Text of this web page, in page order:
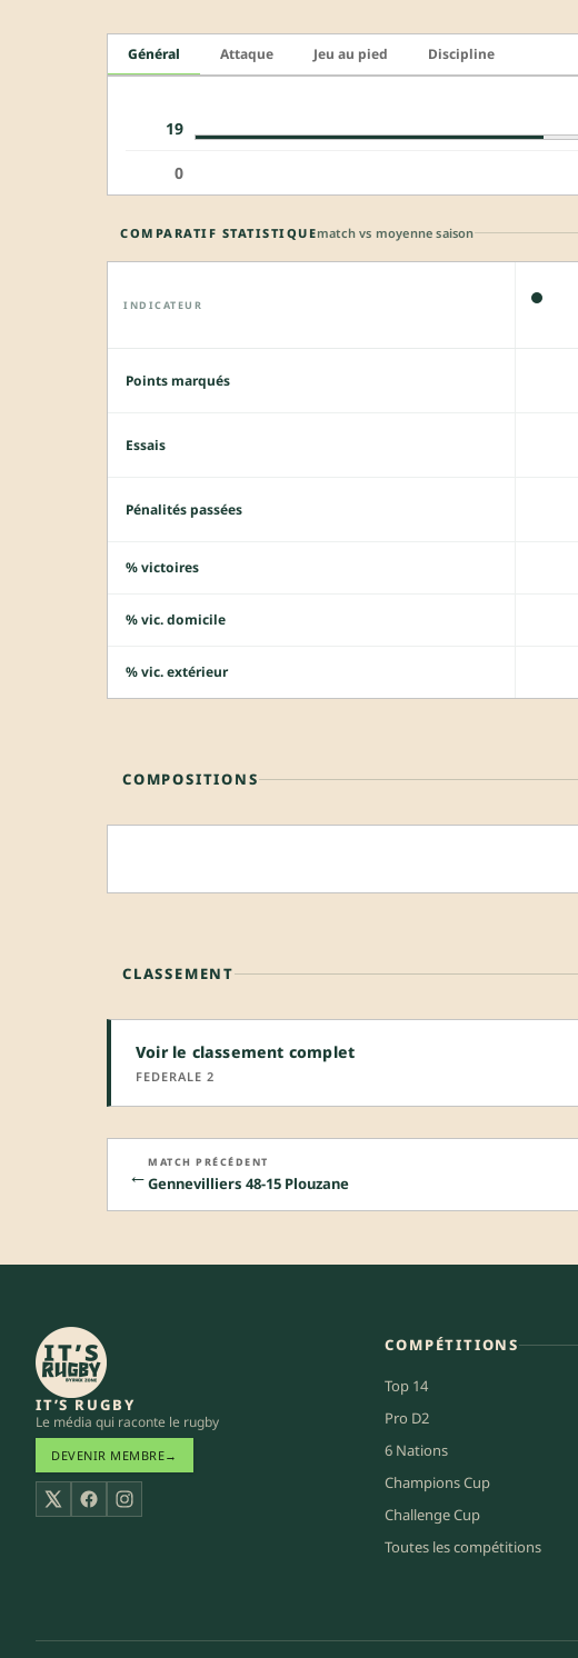
Général Attaque Jeu au pied Discipline
19
0
COMPARATIF STATISTIQUEmatch vs moyenne saison
INDICATEUR
Points marqués
Essais
Pénalités passées
% victoires
% vic. domicile
% vic. extérieur
COMPOSITIONS
CLASSEMENT
Voir le classement complet
FEDERALE 2
← MATCH PRÉCÉDENT
Gennevilliers 48-15 Plouzane
IT’S RUGBY
Le média qui raconte le rugby
DEVENIR MEMBRE→
X FacebookInstagram
COMPÉTITIONS
Top 14
Pro D2
6 Nations
Champions Cup
Challenge Cup
Toutes les compétitions